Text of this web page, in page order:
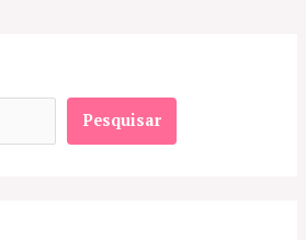
Pesquisar